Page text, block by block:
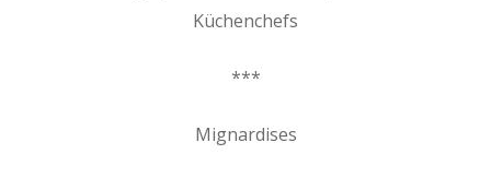
Küchenchefs
***
Mignardises